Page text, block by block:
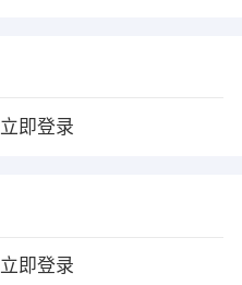
立即登录
立即登录